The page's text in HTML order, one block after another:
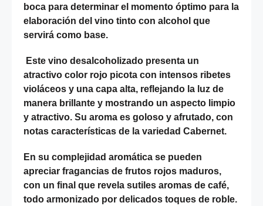
boca para determinar el momento óptimo para la
elaboración del vino tinto con alcohol que
servirá como base.
Este vino desalcoholizado presenta un
atractivo color rojo picota con intensos ribetes
violáceos y una capa alta, reflejando la luz de
manera brillante y mostrando un aspecto limpio
y atractivo. Su aroma es goloso y afrutado, con
notas características de la variedad Cabernet.
En su complejidad aromática se pueden
apreciar fragancias de frutos rojos maduros,
con un final que revela sutiles aromas de café,
todo armonizado por delicados toques de roble.